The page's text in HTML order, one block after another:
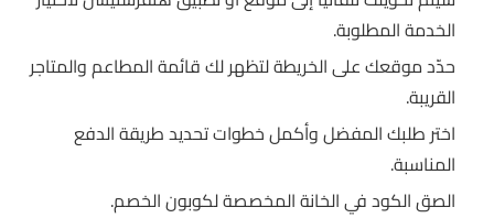
الخدمة المطلوبة.
حدّد موقعك على الخريطة لتظهر لك قائمة المطاعم والمتاجر
القريبة.
اختر طلبك المفضل وأكمل خطوات تحديد طريقة الدفع
المناسبة.
الصق الكود في الخانة المخصصة لكوبون الخصم.